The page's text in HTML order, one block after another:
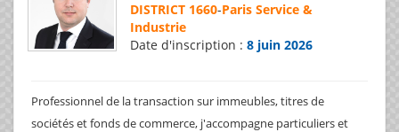
DISTRICT 1660-Paris Service &
Industrie
Date d'inscription : 8 juin 2026
Professionnel de la transaction sur immeubles, titres de
sociétés et fonds de commerce, j'accompagne particuliers et